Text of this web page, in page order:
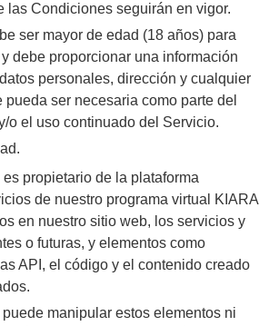
las Condiciones seguirán en vigor.
ser mayor de edad (18 años) para
debe proporcionar una información
personales, dirección y cualquier
ser necesaria como parte del
o el uso continuado del Servicio.
propietario de la plataforma
de nuestro programa virtual KIARA
en nuestro sitio web, los servicios y
o futuras, y elementos como
API, el código y el contenido creado
manipular estos elementos ni